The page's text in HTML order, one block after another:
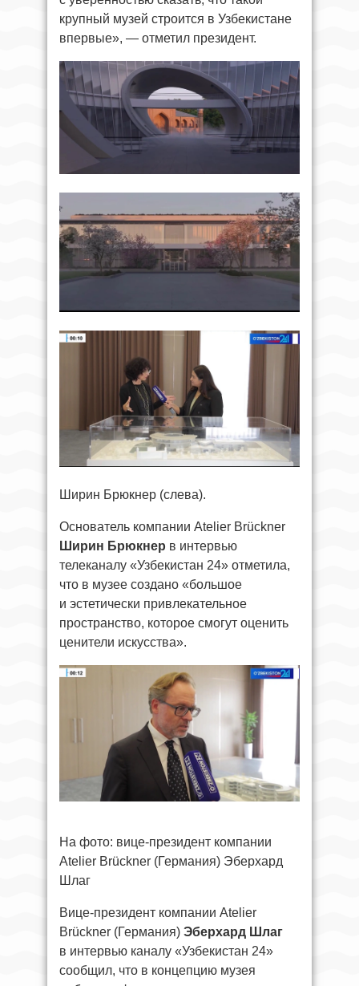
крупный музей строится в Узбекистане
впервые», — отметил президент.
Ширин Брюкнер (слева).
Основатель компании Atelier Brückner
Ширин Брюкнер в интервью
телеканалу «Узбекистан 24» отметила,
что в музее создано «большое
и эстетически привлекательное
пространство, которое смогут оценить
ценители искусства».
На фото: вице-президент компании
Atelier Brückner (Германия) Эберхард
Шлаг
Вице-президент компании Atelier
Brückner (Германия) Эберхард Шлаг
в интервью каналу «Узбекистан 24»
сообщил, что в концепцию музея